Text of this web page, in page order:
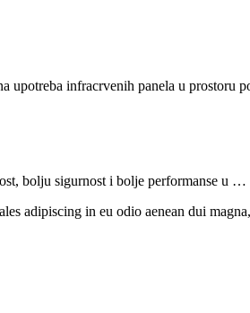
upotreba infracrvenih panela u prostoru
bolju sigurnost i bolje performanse u …
adipiscing in eu odio aenean dui